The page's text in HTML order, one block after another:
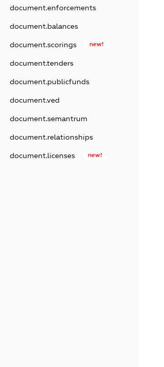
document.enforcements
document.balances
document.scorings new!
document.tenders
document.publicfunds
document.ved
document.semantrum
document.relationships
document.licenses new!